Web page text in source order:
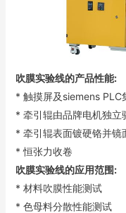
吹膜实验线的产品性能:
* 触摸屏及siemens PLC
* 牵引辊由品牌电机独立
* 牵引辊表面镀硬铬并镜
* 恒张力收卷
吹膜实验线的应用范围:
* 材料吹膜性能测试
* 色母料分散性能测试